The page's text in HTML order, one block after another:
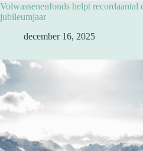
Volwassenenfonds helpt recordaantal
jubileumjaar
december 16, 2025